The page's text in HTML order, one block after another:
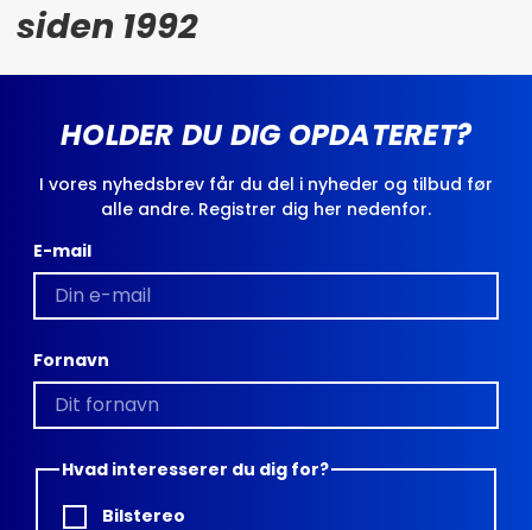
siden 1992
HOLDER DU DIG OPDATERET?
I vores nyhedsbrev får du del i nyheder og tilbud før
alle andre. Registrer dig her nedenfor.
E-mail
Fornavn
Hvad interesserer du dig for?
Bilstereo